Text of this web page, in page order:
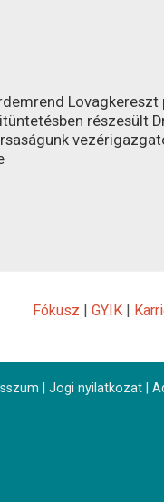
Lovagkereszt
részesült
Fókusz | GYIK|
Jogi nyilatkozat|